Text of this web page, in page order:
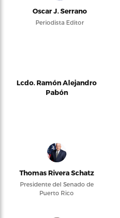
Oscar J. Serrano
Periodista Editor
Lcdo. Ramón Alejandro
Pabón
Thomas Rivera Schatz
Presidente del Senado de
Puerto Rico